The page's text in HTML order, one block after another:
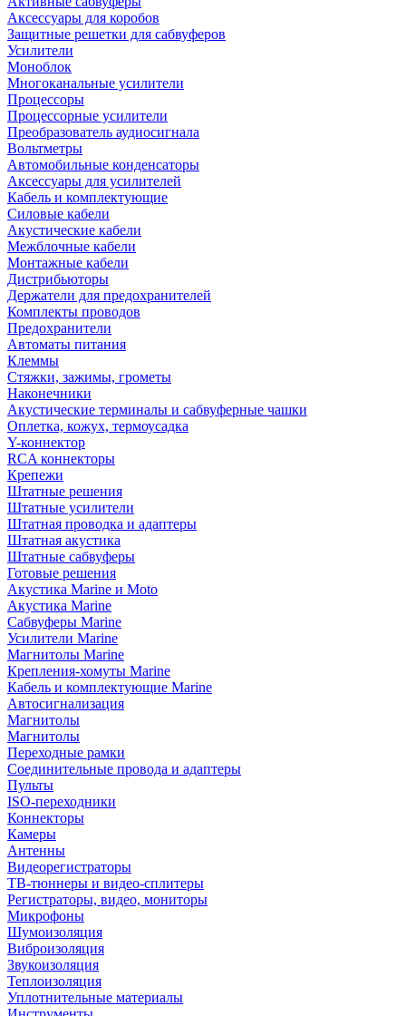
Аксессуары для коробов
Защитные решетки для сабвуферов
Усилители
Моноблок
Многоканальные усилители
Процессоры
Процессорные усилители
Преобразователь аудиосигнала
Вольтметры
Автомобильные конденсаторы
Аксессуары для усилителей
Кабель и комплектующие
Силовые кабели
Акустические кабели
Межблочные кабели
Монтажные кабели
Дистрибьюторы
Держатели для предохранителей
Комплекты проводов
Предохранители
Автоматы питания
Клеммы
Стяжки, зажимы, грометы
Наконечники
Акустические терминалы и сабвуферные чашки
Оплетка, кожух, термоусадка
Y-коннектор
RCA коннекторы
Крепежи
Штатные решения
Штатные усилители
Штатная проводка и адаптеры
Штатная акустика
Штатные сабвуферы
Готовые решения
Акустика Marine и Moto
Акустика Marine
Сабвуферы Marine
Усилители Marine
Магнитолы Marine
Крепления-хомуты Marine
Кабель и комплектующие Marine
Автосигнализация
Магнитолы
Магнитолы
Переходные рамки
Соединительные провода и адаптеры
Пульты
ISO-переходники
Коннекторы
Камеры
Антенны
Видеорегистраторы
ТВ-тюннеры и видео-сплитеры
Регистраторы, видео, мониторы
Микрофоны
Шумоизоляция
Виброизоляция
Звукоизоляция
Теплоизоляция
Уплотнительные материалы